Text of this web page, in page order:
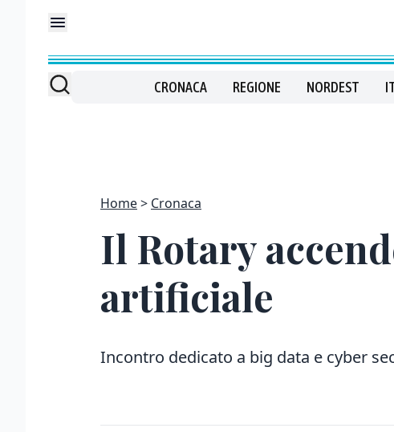
CRONACA REGIONE NORDEST
Home Cronaca
Il Rotary
artificiale
Incontro dedicato a big data e cyber